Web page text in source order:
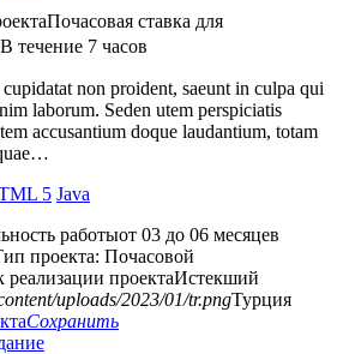
Почасовая ставка для
течение 7 часов
non proident, saeunt in culpa qui
laborum. Seden utem perspiciatis
accusantium doque laudantium, totam
5 Java
от 03 до 06 месяцев
проекта: Почасовой
Истекший
Турция
Сохранить